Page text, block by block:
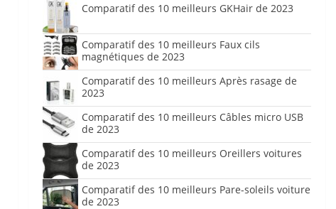
Comparatif des 10 meilleurs GKHair de 2023
Comparatif des 10 meilleurs Faux cils
magnétiques de 2023
Comparatif des 10 meilleurs Après rasage de
2023
Comparatif des 10 meilleurs Câbles micro USB
de 2023
Comparatif des 10 meilleurs Oreillers voitures
de 2023
Comparatif des 10 meilleurs Pare-soleils voiture
de 2023